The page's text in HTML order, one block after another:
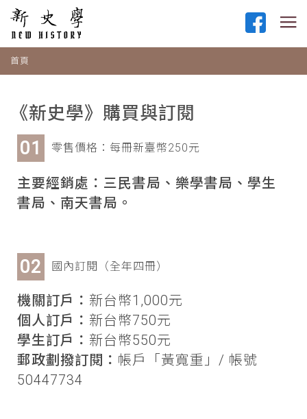
首頁
《新史學》購買與訂閱
零售價格：每冊新臺幣250元
主要經銷處：三民書局、樂學書局、學生
書局、南天書局。
國內訂閱（全年四冊）
機關訂戶： 新台幣1,000元
個人訂戶： 新台幣750元
學生訂戶： 新台幣550元
郵政劃撥訂閱： 帳戶「黃寬重」/ 帳號
50447734